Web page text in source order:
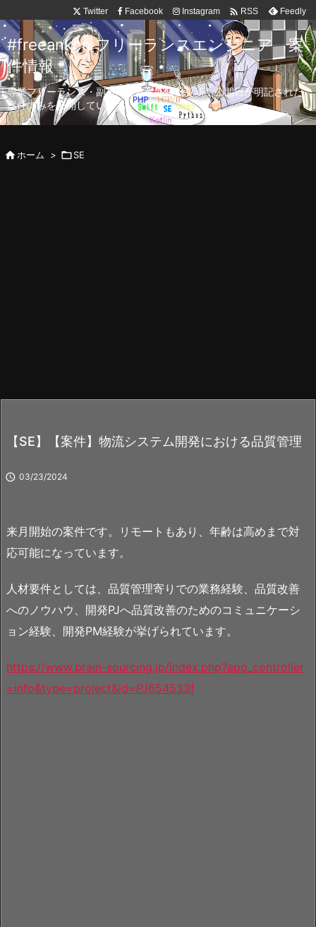
Twitter Facebook Instagram  RSS Feedly
#freeanken フリーランスエンジニア 案
件情報
専業フリーランス・副業向け案件を毎日更新！公開日が明記された
案件のみを公開しています。
ホーム > SE
【SE】【案件】物流システム開発における品質管理
 03/23/2024
来月開始の案件です。リモートもあり、年齢は高めまで対
応可能になっています。
人材要件としては、品質管理寄りでの業務経験、品質改善
へのノウハウ、開発PJへ品質改善のためのコミュニケーシ
ョン経験、開発PM経験が挙げられています。
https://www.brain-sourcing.jp/index.php?app_controller
=info&type=project&id=PJ654533f